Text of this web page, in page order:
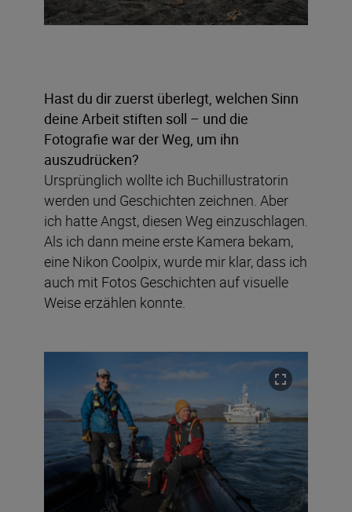
Hast du dir zuerst überlegt, welchen Sinn
deine Arbeit stiften soll – und die
Fotografie war der Weg, um ihn
auszudrücken?
Ursprünglich wollte ich Buchillustratorin
werden und Geschichten zeichnen. Aber
ich hatte Angst, diesen Weg einzuschlagen.
Als ich dann meine erste Kamera bekam,
eine Nikon Coolpix, wurde mir klar, dass ich
auch mit Fotos Geschichten auf visuelle
Weise erzählen konnte.